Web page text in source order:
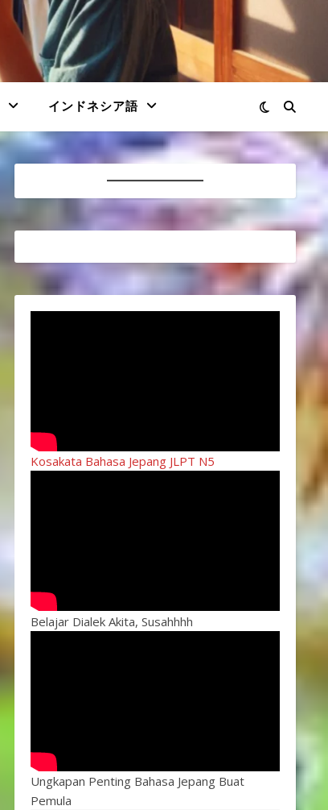
インドネシア語
Kosakata Bahasa Jepang JLPT N5
Belajar Dialek Akita, Susahhhh
Ungkapan Penting Bahasa Jepang Buat
Pemula